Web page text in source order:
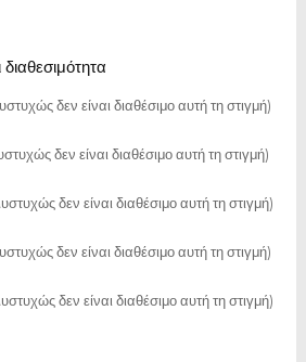
δεν είναι διαθέσιμο αυτή τη στιγμή)
δεν είναι διαθέσιμο αυτή τη στιγμή)
δεν είναι διαθέσιμο αυτή τη στιγμή)
δεν είναι διαθέσιμο αυτή τη στιγμή)
δεν είναι διαθέσιμο αυτή τη στιγμή)